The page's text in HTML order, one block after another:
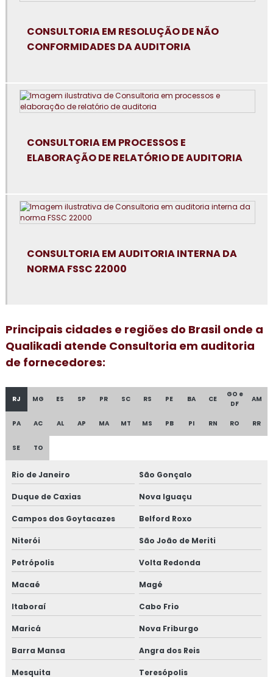
Consultoria em auditoria interna da norma FSSC 22000
Consultoria em boas práticas em laboratórios
Consultoria para certificação GMP+2020
Consultoria em controle de alergênicos
qualidade
Consultoria em diagnóstico esg
Consultoria em food fraud e food defense
Consultoria em formação de equipe esa
Consultoria em FSSC 22000
Consultoria em gestão de fornecedores
Consultoria em global market
Consultoria em GMP+
Consultoria em GMP+ 2020
Consultoria em HACCP
Consultoria em HACCP de acordo com os requisitos do
GMP
Consultoria em HACCP APPCC
CONSULTORIA EM RESOLUÇÃO DE NÃO
CONFORMIDADES DA AUDITORIA
CONSULTORIA EM PROCESSOS E
ELABORAÇÃO DE RELATÓRIO DE AUDITORIA
CONSULTORIA EM AUDITORIA INTERNA DA
NORMA FSSC 22000
Principais cidades e regiões do Brasil onde a
Qualikadi atende Consultoria em auditoria
de fornecedores:
RJ MG ES SP PR SC RS PE BA CE
GO e
DF
AM
PA AC AL AP MA MT MS PB PI RN RO RR
SE TO
Rio de Janeiro São Gonçalo
Duque de Caxias Nova Iguaçu
Campos dos Goytacazes Belford Roxo
Niterói São João de Meriti
Petrópolis Volta Redonda
Macaé Magé
Itaboraí Cabo Frio
Maricá Nova Friburgo
Barra Mansa Angra dos Reis
Mesquita Teresópolis